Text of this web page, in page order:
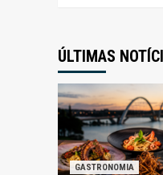
ÚLTIMAS
GASTRONOMIA